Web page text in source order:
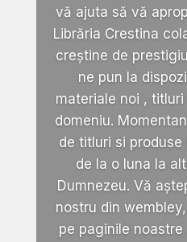
vă ajuta să vă
Librăria Crestina
creștine de
ne pun la
materiale noi ,
domeniu.
de titluri si
de la o luna la
Dumnezeu. Vă
nostru din
pe paginile